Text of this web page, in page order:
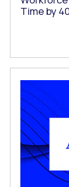
Time by